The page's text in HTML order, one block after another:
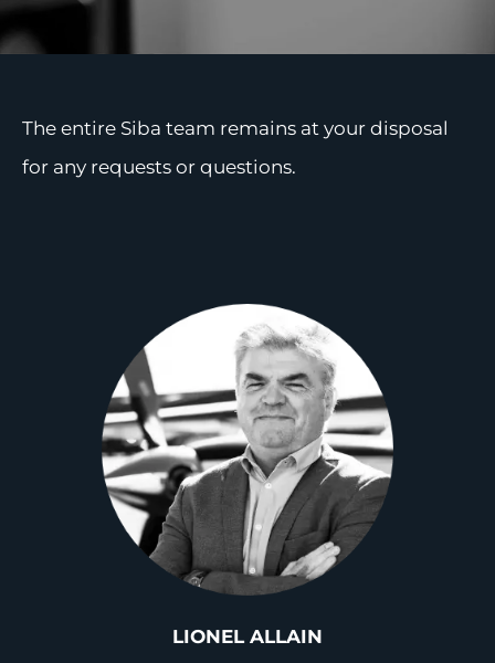
The entire Siba team remains at your disposal
for any requests or questions.
LIONEL ALLAIN